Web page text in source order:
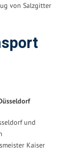
von Salzgitter
und
Kaiser